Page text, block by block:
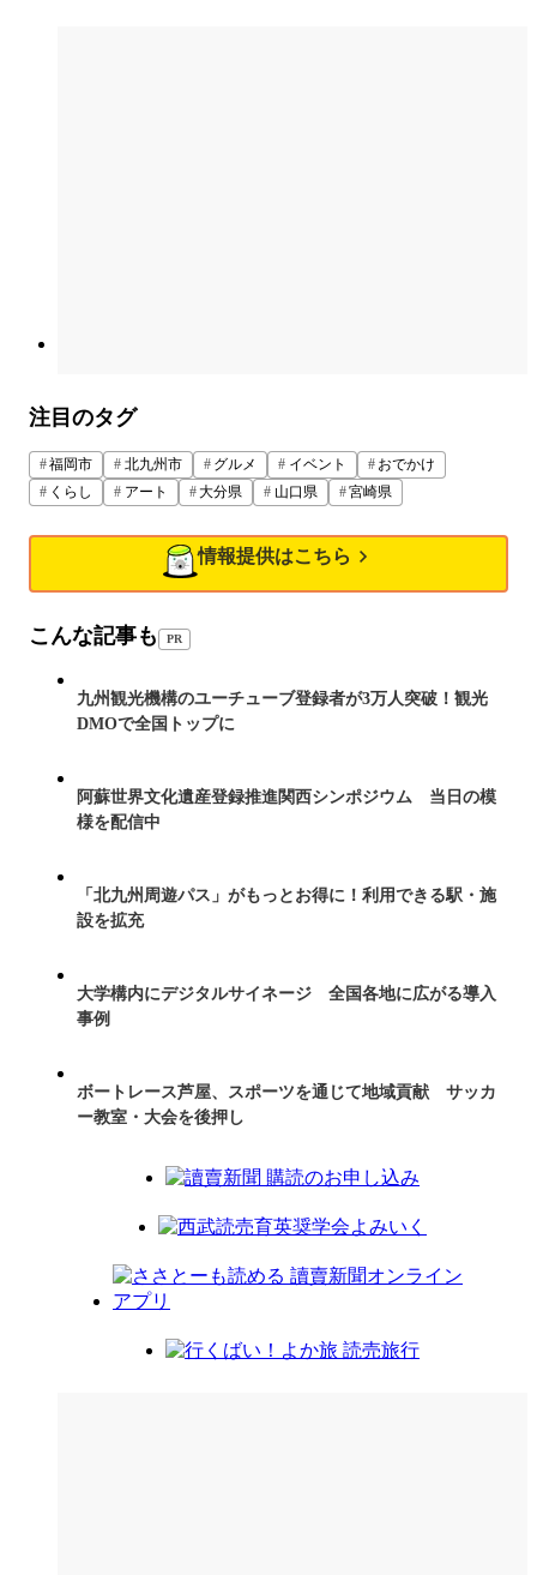
注目のタグ
福岡市 北九州市 グルメ イベント
おでかけ
くらし
アート 大分県 山口県 宮崎県
情報提供はこちら
こんな記事も PR
九州観光機構のユーチューブ登録者が3万人突破！観光
DMOで全国トップに
阿蘇世界文化遺産登録推進関西シンポジウム 当日の模
様を配信中
「北九州周遊パス」がもっとお得に！利用できる駅・施
設を拡充
大学構内にデジタルサイネージ 全国各地に広がる導入
事例
ボートレース芦屋、スポーツを通じて地域貢献 サッカ
ー教室・大会を後押し